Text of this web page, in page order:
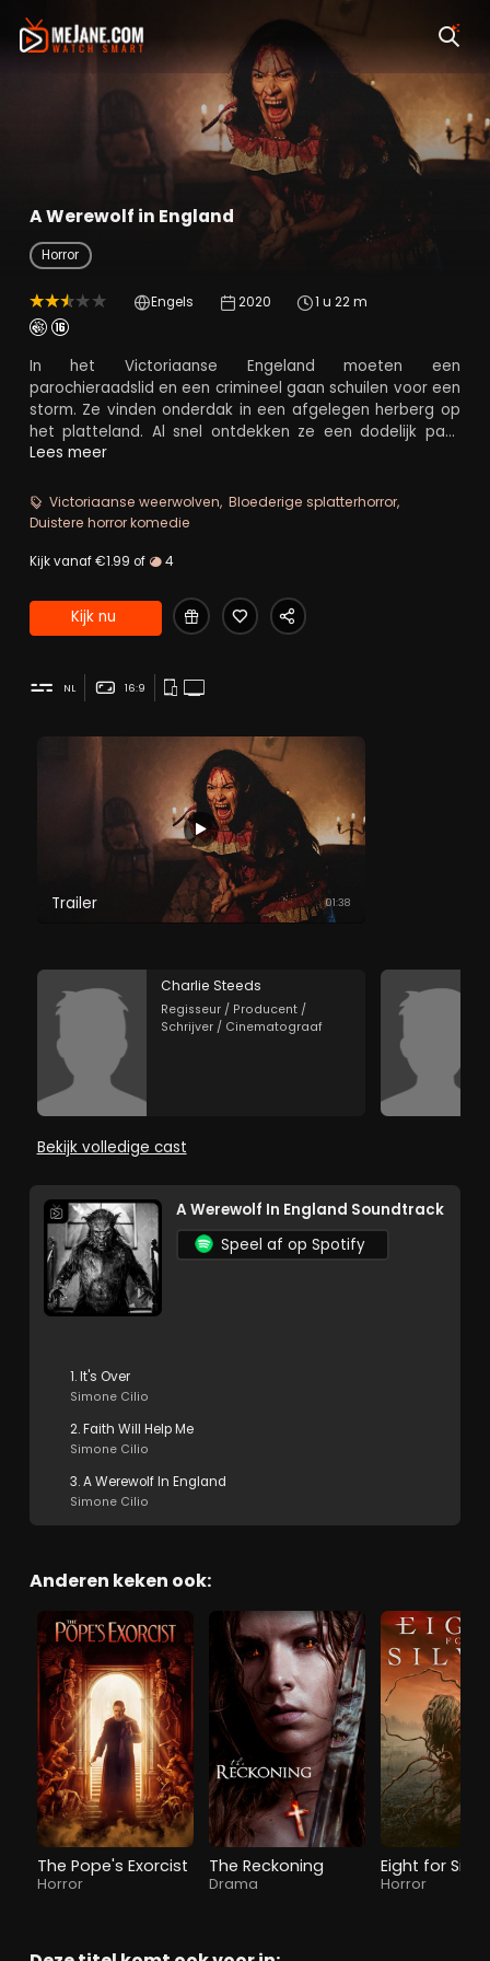
A Werewolf in England
Horror
Engels 2020 1 u 22 m
In het Victoriaanse Engeland moeten een
parochieraadslid en een crimineel gaan schuilen voor een
storm. Ze vinden onderdak in een afgelegen herberg op
het platteland. Al snel ontdekken ze een dodelijk pact
tussen de gestoorde herbergiers en de bloeddorstige
Lees meer
Victoriaanse weerwolven Bloederige splatterhorror
Duistere horror komedie
Kijk vanaf €1.99 of 4
Kijk nu
NL 16:9
Trailer 01:38
Charlie Steeds
Regisseur / Producent /
Schrijver / Cinematograaf
Bekijk volledige cast
A Werewolf In England Soundtrack
Speel af op Spotify
1. It's Over
Simone Cilio
2. Faith Will Help Me
Simone Cilio
3. A Werewolf In England
Simone Cilio
Anderen keken ook:
The Pope's Exorcist
Horror
The Reckoning
Drama
Eight for Silver
Horror